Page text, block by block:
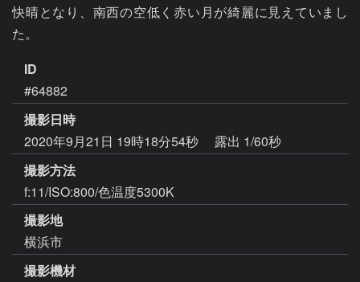
快晴となり、南西の空低く赤い月が綺麗に見えていまし
た。
ID
#64882
撮影日時
2020年9月21日 19時18分54秒
露出 1/60秒
撮影方法
f:11/ISO:800/色温度5300K
撮影地
横浜市
撮影機材